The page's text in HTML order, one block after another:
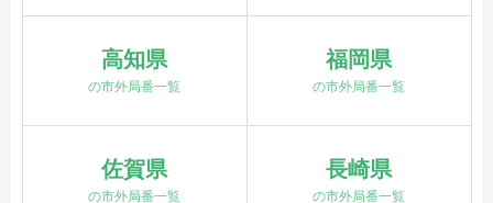
高知県
の市外局番一覧
福岡県
の市外局番一覧
佐賀県
の市外局番一覧
長崎県
の市外局番一覧